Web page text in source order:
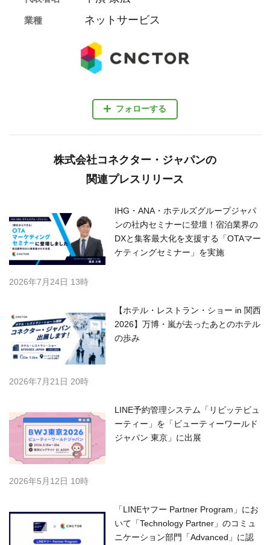
フォローする
業種 ネットサービス
株式会社コネクター・ジャパンの
関連プレスリリース
IHG・ANA・ホテルズグループジャパ
ンの社内セミナーに登壇！宿泊業界の
DXと集客最大化を支援する「OTAマー
ケティングセミナー」を実施
2026年7月24日 13時
【ホテル・レストラン・ショー in 関西
2026】万博・嵐が去ったあとのホテル
の歩み
2026年7月21日 20時
LINE予約管理システム「リピッテビュ
ーティー」を「ビューティーワールド
ジャパン 東京」に出展
2026年5月12日 10時
「LINEヤフー Partner Program」にお
いて「Technology Partner」のコミュ
ニケーション部門「Advanced」に認